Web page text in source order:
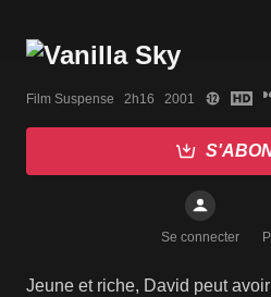
Film Suspense   2h16   2001
Se connecter
Jeune et riche, David peut